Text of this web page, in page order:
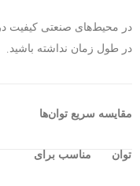
در محیط‌های صنعتی کیفیت
در طول زمان نداشته باشید .
مقایسه سریع توان‌ها
توان مناسب برای